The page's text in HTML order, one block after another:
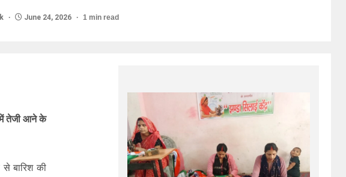
June 24, 2026 1 min read
में तेजी आने के
बारिश की